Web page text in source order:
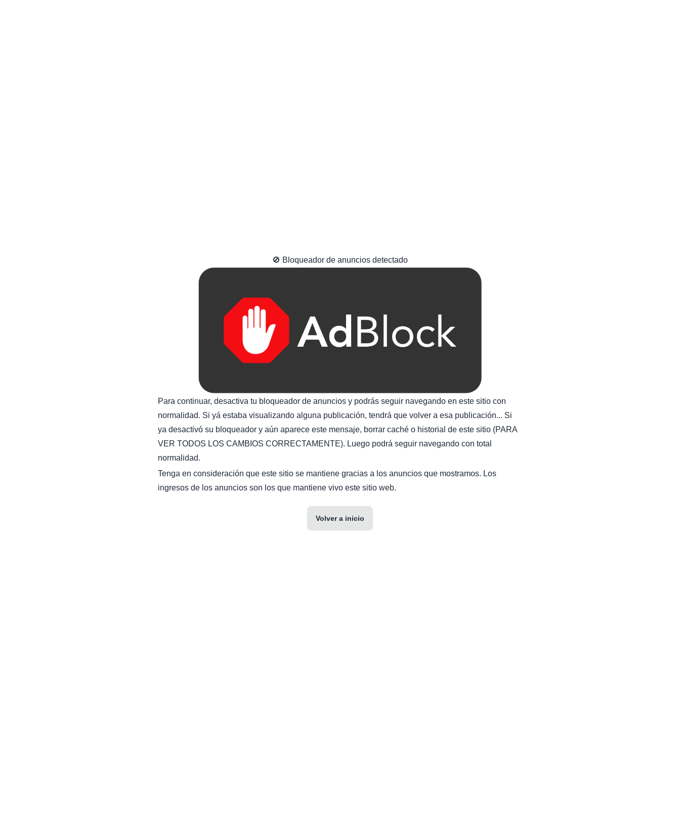
🚫 Bloqueador de anuncios detectado
Para continuar, desactiva tu bloqueador de anuncios y podrás seguir navegando en este sitio con
normalidad. Si yá estaba visualizando alguna publicación, tendrá que volver a esa publicación... Si
ya desactivó su bloqueador y aún aparece este mensaje, borrar caché o historial de este sitio (PARA
VER TODOS LOS CAMBIOS CORRECTAMENTE). Luego podrá seguir navegando con total
normalidad.
Tenga en consideración que este sitio se mantiene gracias a los anuncios que mostramos. Los
ingresos de los anuncios son los que mantiene vivo este sitio web.
Volver a inicio